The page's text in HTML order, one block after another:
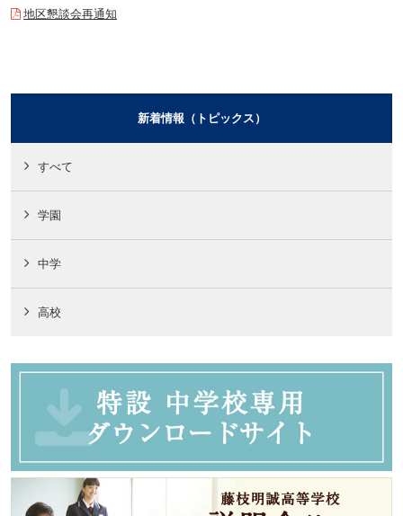
地区懇談会再通知
新着情報（トピックス）
すべて
学園
中学
高校